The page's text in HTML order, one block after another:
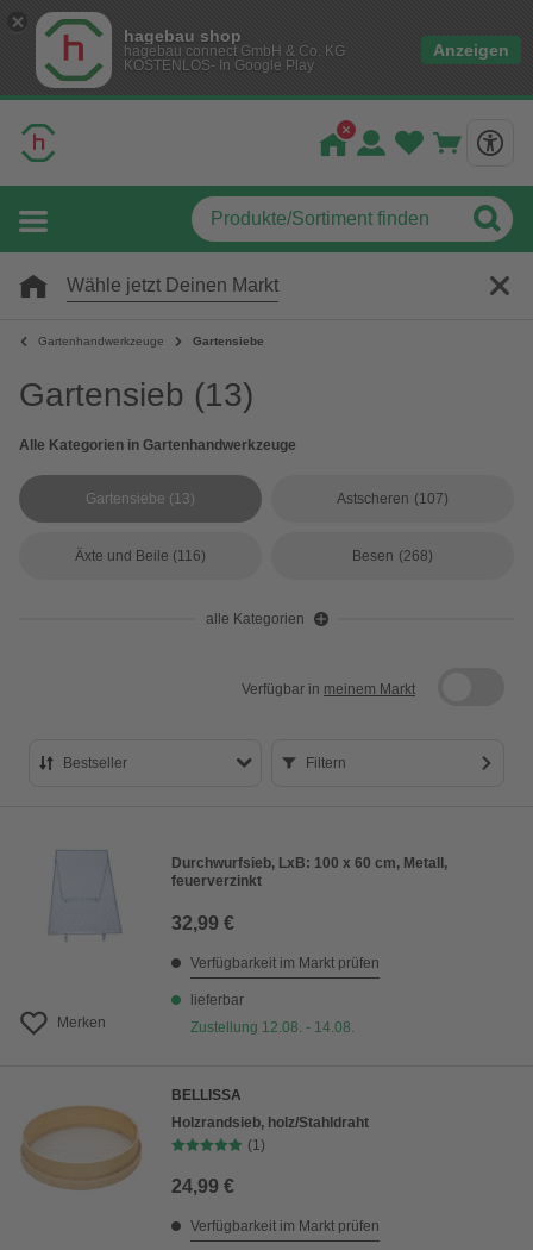
hagebau shop
hagebau connect GmbH & Co. KG
KOSTENLOS- In Google Play
Anzeigen
Wähle jetzt Deinen Markt
Gartenhandwerkzeuge Gartensiebe
Gartensieb (13)
Alle Kategorien in Gartenhandwerkzeuge
Gartensiebe (13) Astscheren (107)
Äxte und Beile (116) Besen (268)
alle Kategorien
Verfügbar in meinem Markt
Bestseller
Preis aufsteigend
Preis absteigend
Bewertung
Filtern
Merken
Durchwurfsieb, LxB: 100 x 60 cm, Metall,
feuerverzinkt
32,99 €
Verfügbarkeit im Markt prüfen
lieferbar
Zustellung 12.08. - 14.08.
BELLISSA
Holzrandsieb, holz/Stahldraht
(1)
24,99 €
Verfügbarkeit im Markt prüfen